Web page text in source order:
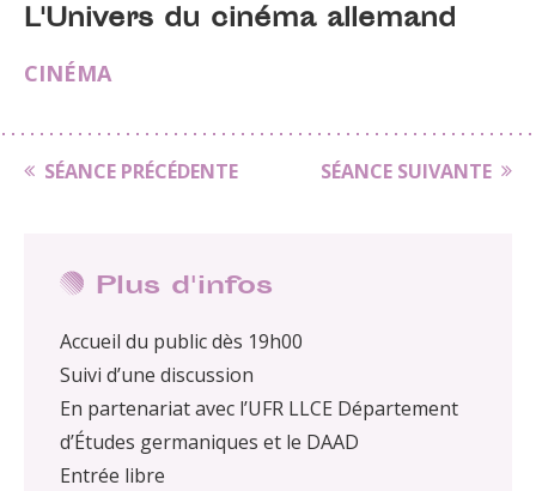
L'Univers du cinéma allemand
CINÉMA
SÉANCE PRÉCÉDENTE SÉANCE SUIVANTE
Plus d'infos
Accueil du public dès 19h00
Suivi d’une discussion
En partenariat avec l’UFR LLCE Département
d’Études germaniques et le DAAD
Entrée libre